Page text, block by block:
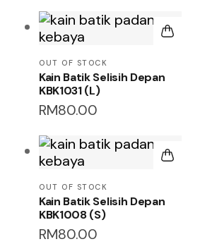
OUT OF STOCK
Kain Batik Selisih Depan
KBK1031 (L)
RM80.00
OUT OF STOCK
Kain Batik Selisih Depan
KBK1008 (S)
RM80.00